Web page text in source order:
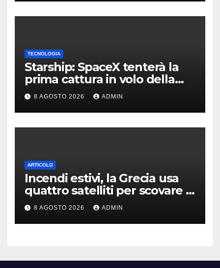
TECNOLOGIA
Starship: SpaceX tenterà la
prima cattura in volo della
navetta
8 AGOSTO 2026 ADMIN
ARTICOLO
Incendi estivi, la Grecia usa
quattro satelliti per scovare i
focolai
8 AGOSTO 2026 ADMIN